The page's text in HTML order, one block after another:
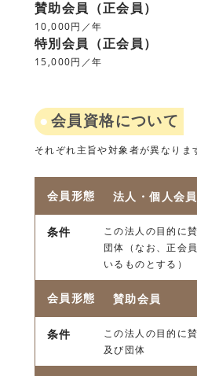
賛助会員（正会員）
10,000円／年
特別会員（正会員）
15,000円／年
会員資格について
それぞれ主旨や対象者が異なりま
法人・個人会員
この法人の目的に
団体（なお、正会
いるものとする）
賛助会員
この法人の目的に
及び団体